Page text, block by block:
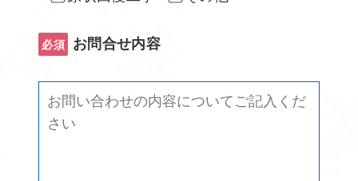
必須 お問合せ内容